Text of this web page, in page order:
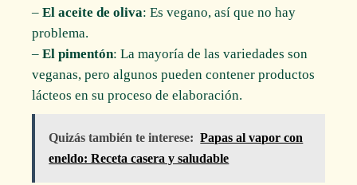
–El aceite de oliva: Es vegano, así que no hay
problema.
–El pimentón: La mayoría de las variedades son
veganas, pero algunos pueden contener productos
lácteos en su proceso de elaboración.
Quizás también te interese: Papas al vapor con
eneldo: Receta casera y saludable